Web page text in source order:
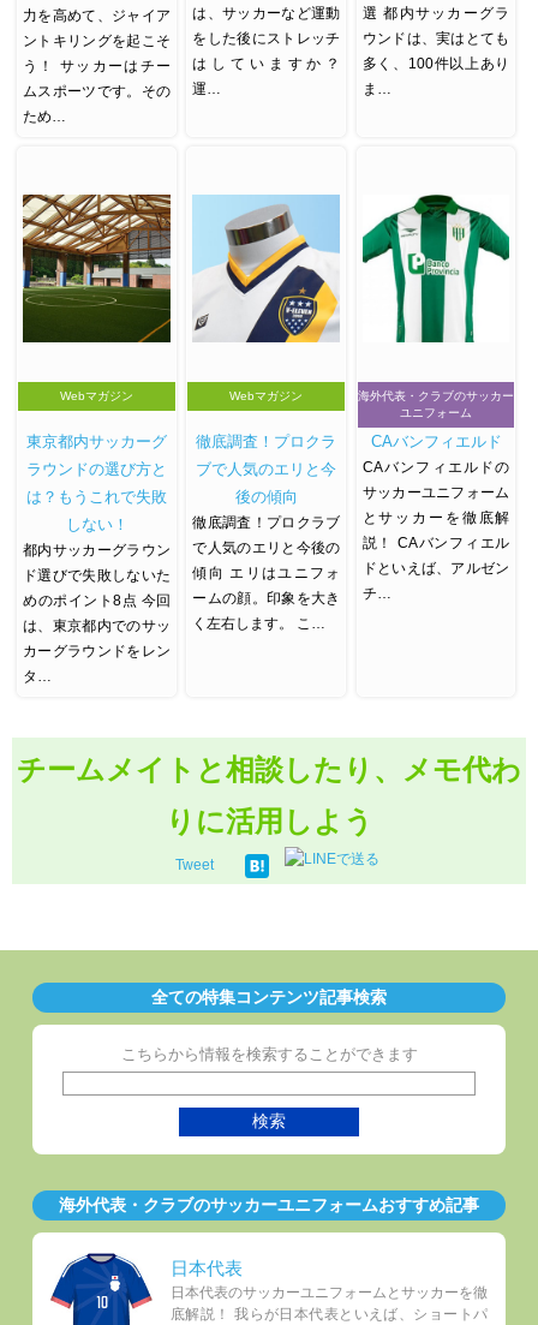
力を高めて、ジャイア
ントキリングを起こそ
う！ サッカーはチー
ムスポーツです。その
ため…
は、サッカーなど運動
をした後にストレッチ
はしていますか？
運…
選 都内サッカーグラ
ウンドは、実はとても
多く、100件以上あり
ま…
Webマガジン
東京都内サッカーグ
ラウンドの選び方と
は？もうこれで失敗
しない！
都内サッカーグラウン
ド選びで失敗しないた
めのポイント8点 今回
は、東京都内でのサッ
カーグラウンドをレン
タ…
Webマガジン
徹底調査！プロクラ
ブで人気のエリと今
後の傾向
徹底調査！プロクラブ
で人気のエリと今後の
傾向 エリはユニフォ
ームの顔。印象を大き
く左右します。 こ…
海外代表・クラブのサッカー
ユニフォーム
CAバンフィエルド
CAバンフィエルドの
サッカーユニフォーム
とサッカーを徹底解
説！ CAバンフィエル
ドといえば、アルゼン
チ…
チームメイトと相談したり、メモ代わ
りに活用しよう
Tweet
全ての特集コンテンツ記事検索
こちらから情報を検索することができます
海外代表・クラブのサッカーユニフォームおすすめ記事
日本代表
日本代表のサッカーユニフォームとサッカーを徹
底解説！ 我らが日本代表といえば、ショートパ